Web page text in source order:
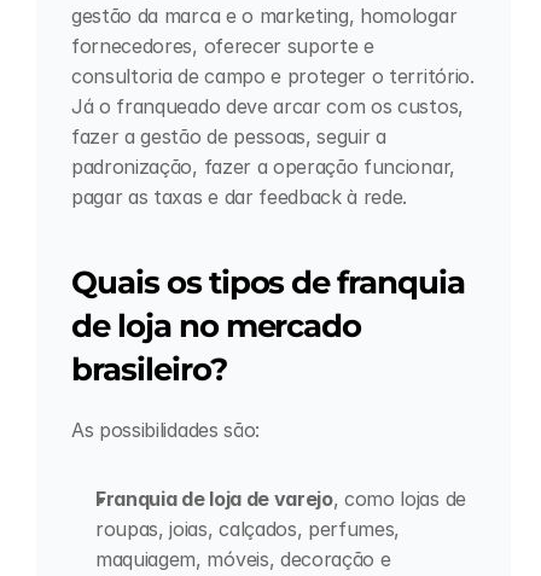
gestão da marca e o marketing, homologar
fornecedores, oferecer suporte e
consultoria de campo e proteger o território.
Já o franqueado deve arcar com os custos,
fazer a gestão de pessoas, seguir a
padronização, fazer a operação funcionar,
pagar as taxas e dar feedback à rede.
Quais os tipos de franquia
de loja no mercado
brasileiro?
As possibilidades são:
Franquia de loja de varejo, como lojas de
roupas, joias, calçados, perfumes,
maquiagem, móveis, decoração e